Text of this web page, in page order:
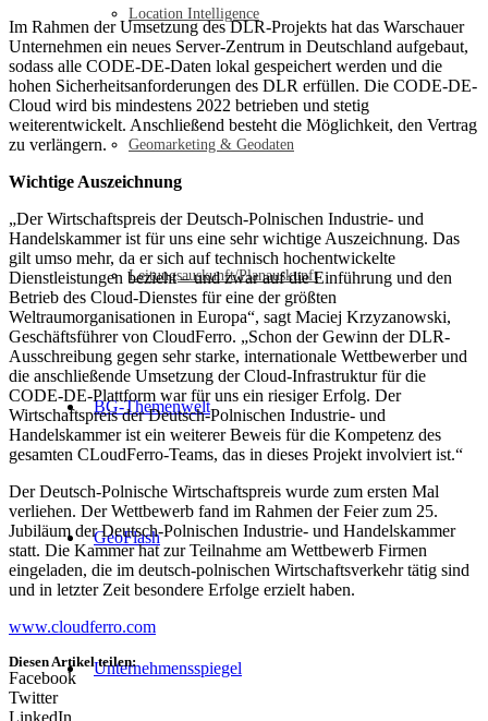
Location Intelligence
Geomarketing & Geodaten
Leitungsauskunft/Planauskunft
BG-Themenwelt
GeoFlash
Unternehmensspiegel
Im Rahmen der Umsetzung des DLR-Projekts hat das Warschauer
Unternehmen ein neues Server-Zentrum in Deutschland aufgebaut,
sodass alle CODE-DE-Daten lokal gespeichert werden und die
hohen Sicherheitsanforderungen des DLR erfüllen. Die CODE-DE-
Cloud wird bis mindestens 2022 betrieben und stetig
weiterentwickelt. Anschließend besteht die Möglichkeit, den Vertrag
zu verlängern.
Wichtige Auszeichnung
„Der Wirtschaftspreis der Deutsch-Polnischen Industrie- und
Handelskammer ist für uns eine sehr wichtige Auszeichnung. Das
gilt umso mehr, da er sich auf technisch hochentwickelte
Dienstleistungen bezieht – und zwar auf die Einführung und den
Betrieb des Cloud-Dienstes für eine der größten
Weltraumorganisationen in Europa“, sagt Maciej Krzyzanowski,
Geschäftsführer von CloudFerro. „Schon der Gewinn der DLR-
Ausschreibung gegen sehr starke, internationale Wettbewerber und
die anschließende Umsetzung der Cloud-Infrastruktur für die
CODE-DE-Plattform war für uns ein riesiger Erfolg. Der
Wirtschaftspreis der Deutsch-Polnischen Industrie- und
Handelskammer ist ein weiterer Beweis für die Kompetenz des
gesamten CLoudFerro-Teams, das in dieses Projekt involviert ist.“
Der Deutsch-Polnische Wirtschaftspreis wurde zum ersten Mal
verliehen. Der Wettbewerb fand im Rahmen der Feier zum 25.
Jubiläum der Deutsch-Polnischen Industrie- und Handelskammer
statt. Die Kammer hat zur Teilnahme am Wettbewerb Firmen
eingeladen, die im deutsch-polnischen Wirtschaftsverkehr tätig sind
und in letzter Zeit besondere Erfolge erzielt haben.
www.cloudferro.com
Diesen Artikel teilen:
Facebook
Twitter
LinkedIn